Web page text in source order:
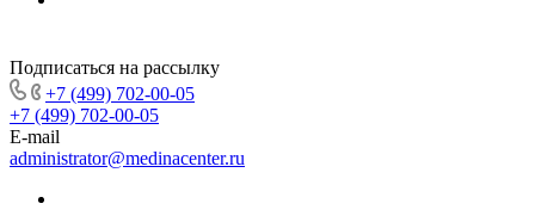
Подписаться на рассылку
+7 (499) 702-00-05
+7 (499) 702-00-05
E-mail
administrator@medinacenter.ru